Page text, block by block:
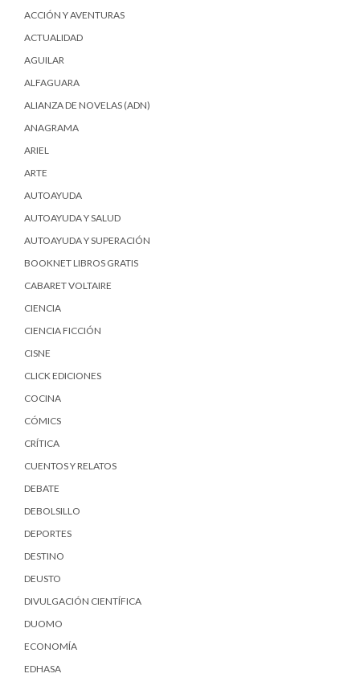
ACCIÓN Y AVENTURAS
ACTUALIDAD
AGUILAR
ALFAGUARA
ALIANZA DE NOVELAS (ADN)
ANAGRAMA
ARIEL
ARTE
AUTOAYUDA
AUTOAYUDA Y SALUD
AUTOAYUDA Y SUPERACIÓN
BOOKNET LIBROS GRATIS
CABARET VOLTAIRE
CIENCIA
CIENCIA FICCIÓN
CISNE
CLICK EDICIONES
COCINA
CÓMICS
CRÍTICA
CUENTOS Y RELATOS
DEBATE
DEBOLSILLO
DEPORTES
DESTINO
DEUSTO
DIVULGACIÓN CIENTÍFICA
DUOMO
ECONOMÍA
EDHASA